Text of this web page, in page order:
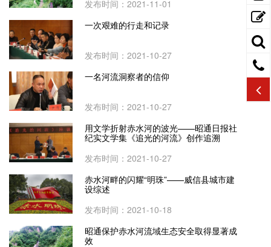
发布时间：2021-11-01
一次艰难的行走和记录
发布时间：2021-10-27
一名河流洞察者的信仰
发布时间：2021-10-27
用文学折射赤水河的波光——昭通日报社
纪实文学集《追光的河流》创作追溯
发布时间：2021-10-27
赤水河畔的闪耀“明珠”——威信县城市建
设综述
发布时间：2021-10-18
昭通保护赤水河流域生态安全取得显著成
效